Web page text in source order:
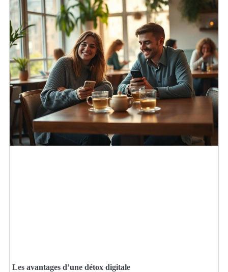
Les avantages d’une détox digitale